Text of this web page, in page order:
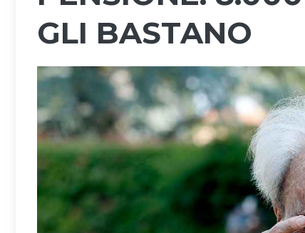
GLI BASTANO